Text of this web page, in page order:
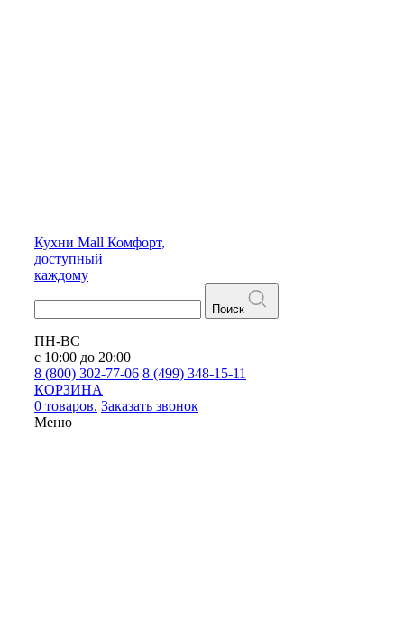
Кухни Mall Комфорт,
доступный
каждому
Поиск
ПН-ВС
с 10:00 до 20:00
8 (800) 302-77-06 8 (499) 348-15-11
КОРЗИНА
0 товаров. Заказать звонок
Меню